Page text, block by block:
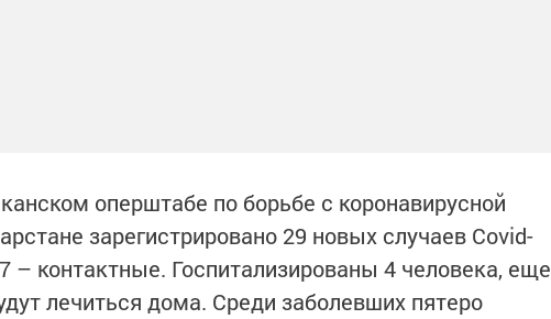
оперштабе по борьбе с коронавирусной
зарегистрировано 29 новых случаев Covid-
– контактные. Госпитализированы 4 человека, еще
лечиться дома. Среди заболевших пятеро